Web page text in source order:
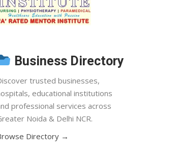
Business Directory
trusted businesses,
educational institutions
professional services across
Noida & Delhi NCR.
Directory →